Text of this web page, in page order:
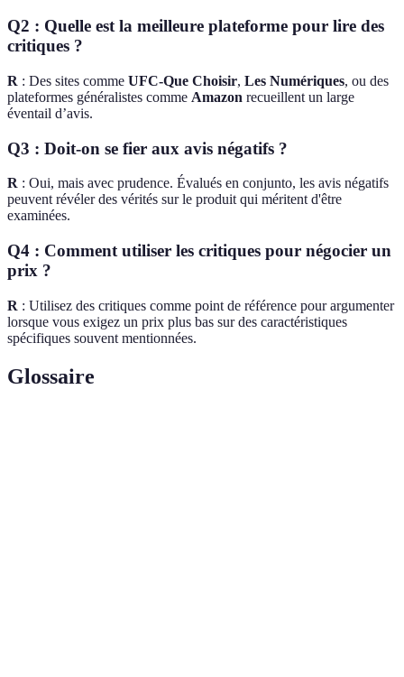
Q2 : Quelle est la meilleure plateforme pour lire des
critiques ?
R : Des sites comme UFC-Que Choisir, Les Numériques, ou des
plateformes généralistes comme Amazon recueillent un large
éventail d’avis.
Q3 : Doit-on se fier aux avis négatifs ?
R : Oui, mais avec prudence. Évalués en conjunto, les avis négatifs
peuvent révéler des vérités sur le produit qui méritent d'être
examinées.
Q4 : Comment utiliser les critiques pour négocier un
prix ?
R : Utilisez des critiques comme point de référence pour argumenter
lorsque vous exigez un prix plus bas sur des caractéristiques
spécifiques souvent mentionnées.
Glossaire